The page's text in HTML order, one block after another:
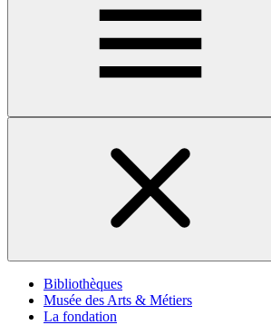
Bibliothèques
Musée des Arts & Métiers
La fondation